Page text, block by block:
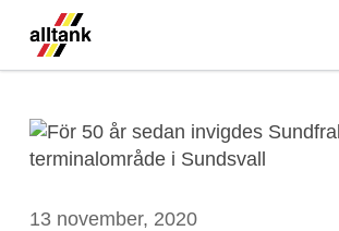
main
13 november, 2020